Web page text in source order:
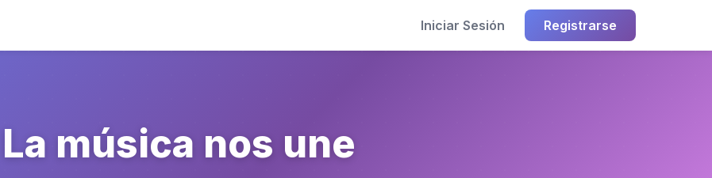
Iniciar Sesión Registrarse
La música nos une